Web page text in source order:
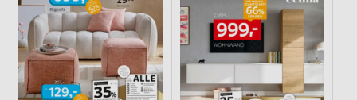
Notwendig
Performance
Funktional